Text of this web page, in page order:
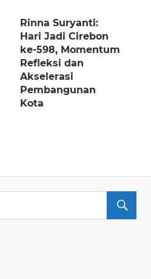
Rinna Suryanti:
Hari Jadi Cirebon
ke-598, Momentum
Refleksi dan
Akselerasi
Pembangunan
Kota